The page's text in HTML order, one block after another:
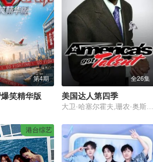
第4期
笑精华版
全26集
美国达人第四季
大卫·哈塞尔霍夫,珊农·奥斯博内,皮尔斯·摩根
港台综艺